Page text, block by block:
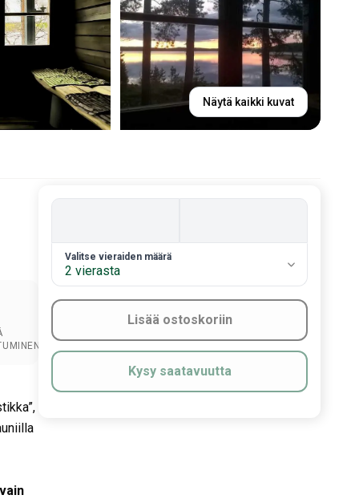
Näytä kaikki kuvat
2. Valitse vieraiden määrä
Valitse vieraiden määrä
2 vierasta
Lisää ostoskoriin
Kysy saatavuutta